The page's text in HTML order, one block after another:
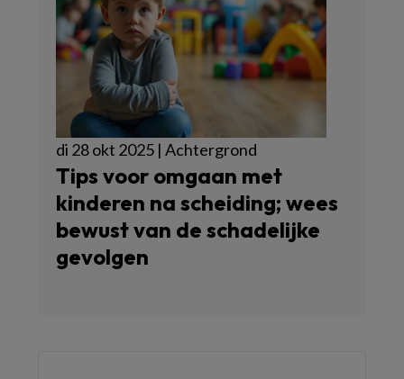
di 28 okt 2025 | Achtergrond
Tips voor omgaan met
kinderen na scheiding; wees
bewust van de schadelijke
gevolgen